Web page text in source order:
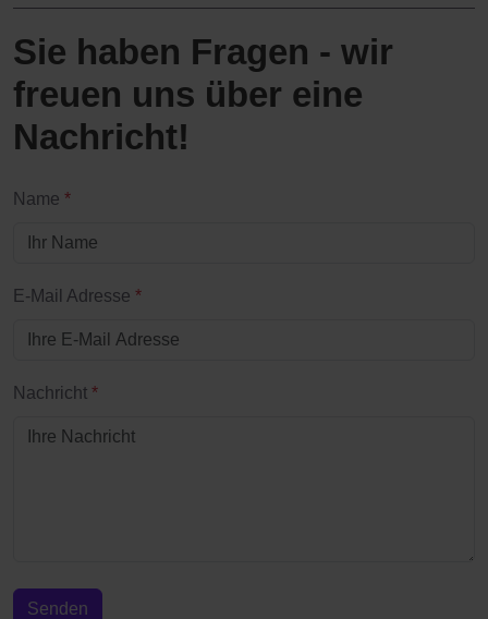
Sie haben Fragen - wir
freuen uns über eine
Nachricht!
Name *
E-Mail Adresse *
Nachricht *
Senden